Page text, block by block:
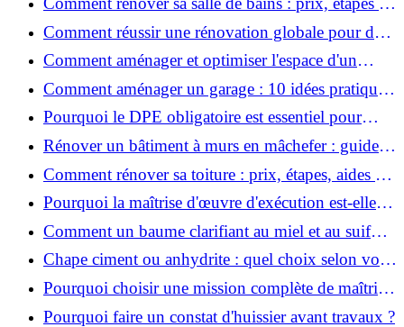
astuces ?
Comment réussir une rénovation globale pour des
économies et un confort durables?
Comment aménager et optimiser l'espace d'un
studio : 10 astuces pratiques ?
Comment aménager un garage : 10 idées pratiques
et efficaces ?
Pourquoi le DPE obligatoire est essentiel pour
vendre ou louer un bien ?
Rénover un bâtiment à murs en mâchefer : guide
pratique et solutions
Comment rénover sa toiture : prix, étapes, aides et
réglementation ?
Pourquoi la maîtrise d'œuvre d'exécution est-elle
indispensable pour vos chantiers ?
Comment un baume clarifiant au miel et au suif
peut-il purifier la peau ?
Chape ciment ou anhydrite : quel choix selon votre
projet ?
Pourquoi choisir une mission complète de maîtrise
d’œuvre pour réussir vos projets?
Pourquoi faire un constat d'huissier avant travaux ?